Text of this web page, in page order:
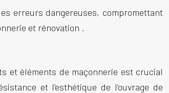
erreurs dangereuses, compromettant
et rénovation .
et éléments de maçonnerie est crucial
et l’esthétique de l’ouvrage de